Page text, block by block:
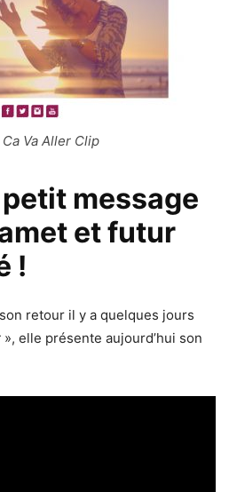
Va Aller Clip
message
et futur
!
retour il y a quelques jours
», elle présente aujourd’hui son